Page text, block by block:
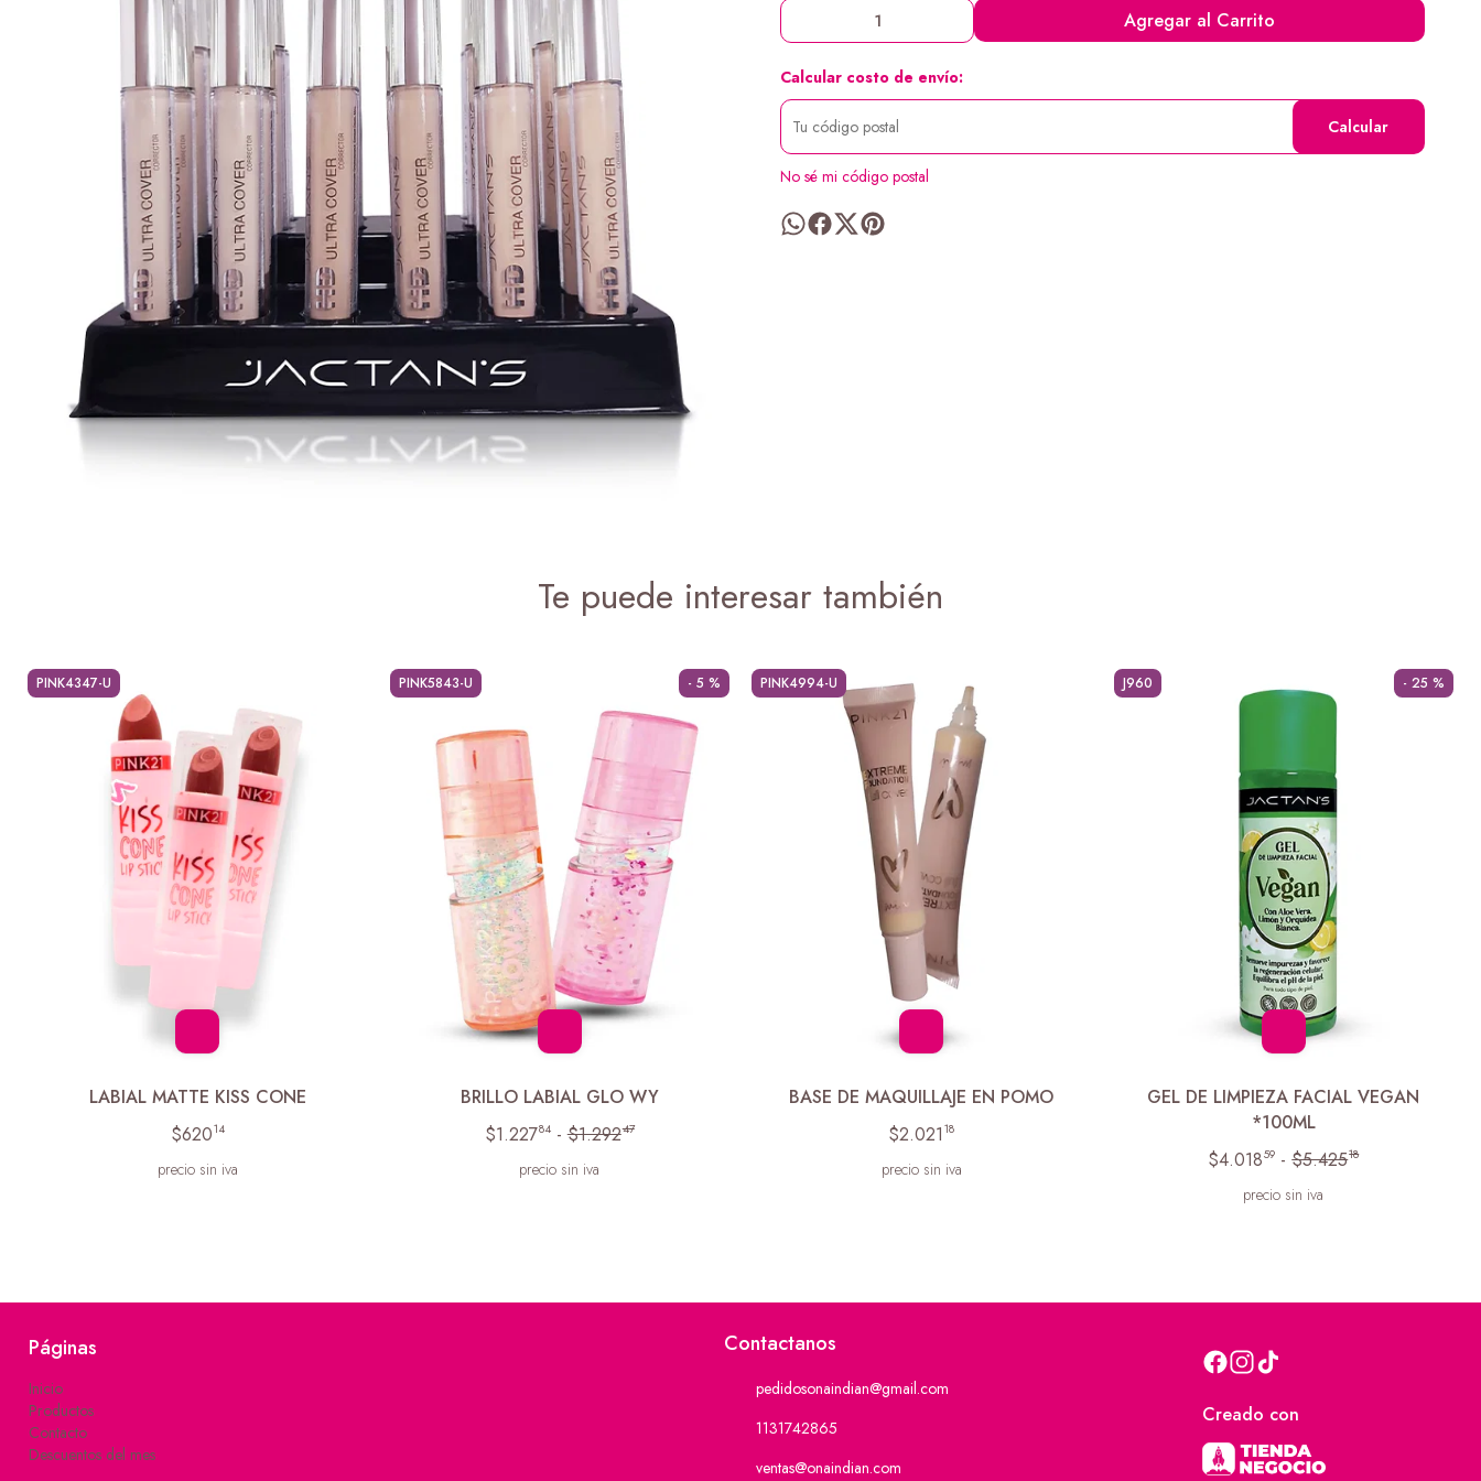
Agregar al Carrito
Calcular costo de envío:
Calcular
No sé mi código postal
Te puede interesar también
PINK4347-U
LABIAL MATTE KISS CONE
$62014
precio sin iva
PINK5843-U - 5 %
BRILLO LABIAL GLO WY
$1.22784 - $1.29247
precio sin iva
PINK4994-U
BASE DE MAQUILLAJE EN POMO
$2.021 18
precio sin iva
J960 - 25 %
GEL DE LIMPIEZA FACIAL VEGAN
*100ML
$4.01859 - $5.42518
precio sin iva
Páginas
Inicio
Productos
Contacto
Descuentos del mes
Contactanos
pedidosonaindian@gmail.com
1131742865
ventas@onaindian.com
Creado con